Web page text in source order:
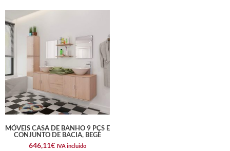
MÓVEIS CASA DE BANHO 9 PÇS E
CONJUNTO DE BACIA, BEGE
646,11€ IVA incluido